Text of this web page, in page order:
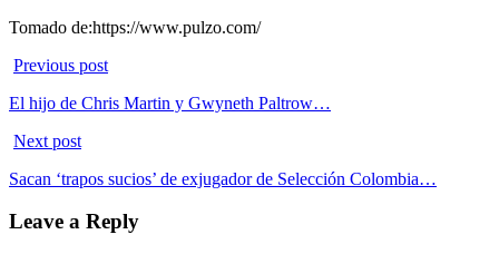
Tomado de:https://www.pulzo.com/
Previous post
El hijo de Chris Martin y Gwyneth Paltrow…
Next post
Sacan ‘trapos sucios’ de exjugador de Selección Colombia…
Leave a Reply